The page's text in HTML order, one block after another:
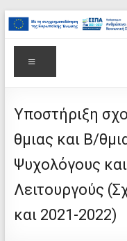
στο
περιεχόμενο
Μετάβαση
στο
περιεχόμενο
Επιτελική
Δομή
Παιδείας,
και
Υποστήριξη
θμιας και Β/
Ψυχολόγους
Λειτουργούς
και 2021-2022)